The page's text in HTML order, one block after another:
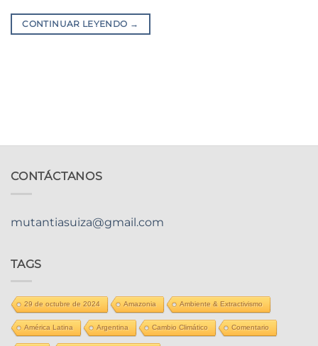
CONTINUAR LEYENDO →
CONTÁCTANOS
mutantiasuiza@gmail.com
TAGS
29 de octubre de 2024 Amazonia Ambiente & Extractivismo
América Latina Argentina Cambio Climático Comentario